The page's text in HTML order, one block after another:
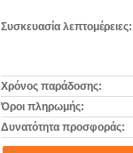
Συσκευασία λεπτομέρειες:
Χρόνος παράδοσης:
Όροι πληρωμής:
Δυνατότητα προσφοράς: